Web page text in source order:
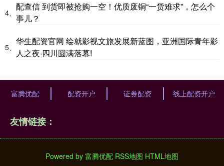
4、
配查信 到货即被抢购一空！优质废铜“一货难求”，怎么个
事儿？
5、
华生配资官网 绘就影视文旅发展新蓝图，亚洲国际青年影
人之夜·四川圆满落幕!
富腾优配 配资开户 证券配资 线上配资开户
友情链接：
Powered by 富腾优配 RSS地图 HTML地图